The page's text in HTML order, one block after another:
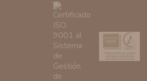
nuestra página web.